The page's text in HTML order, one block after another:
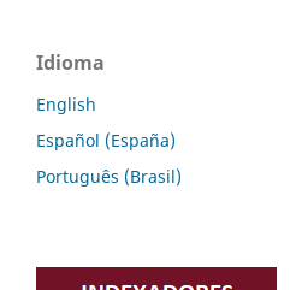
Idioma
English
Español (España)
Português (Brasil)